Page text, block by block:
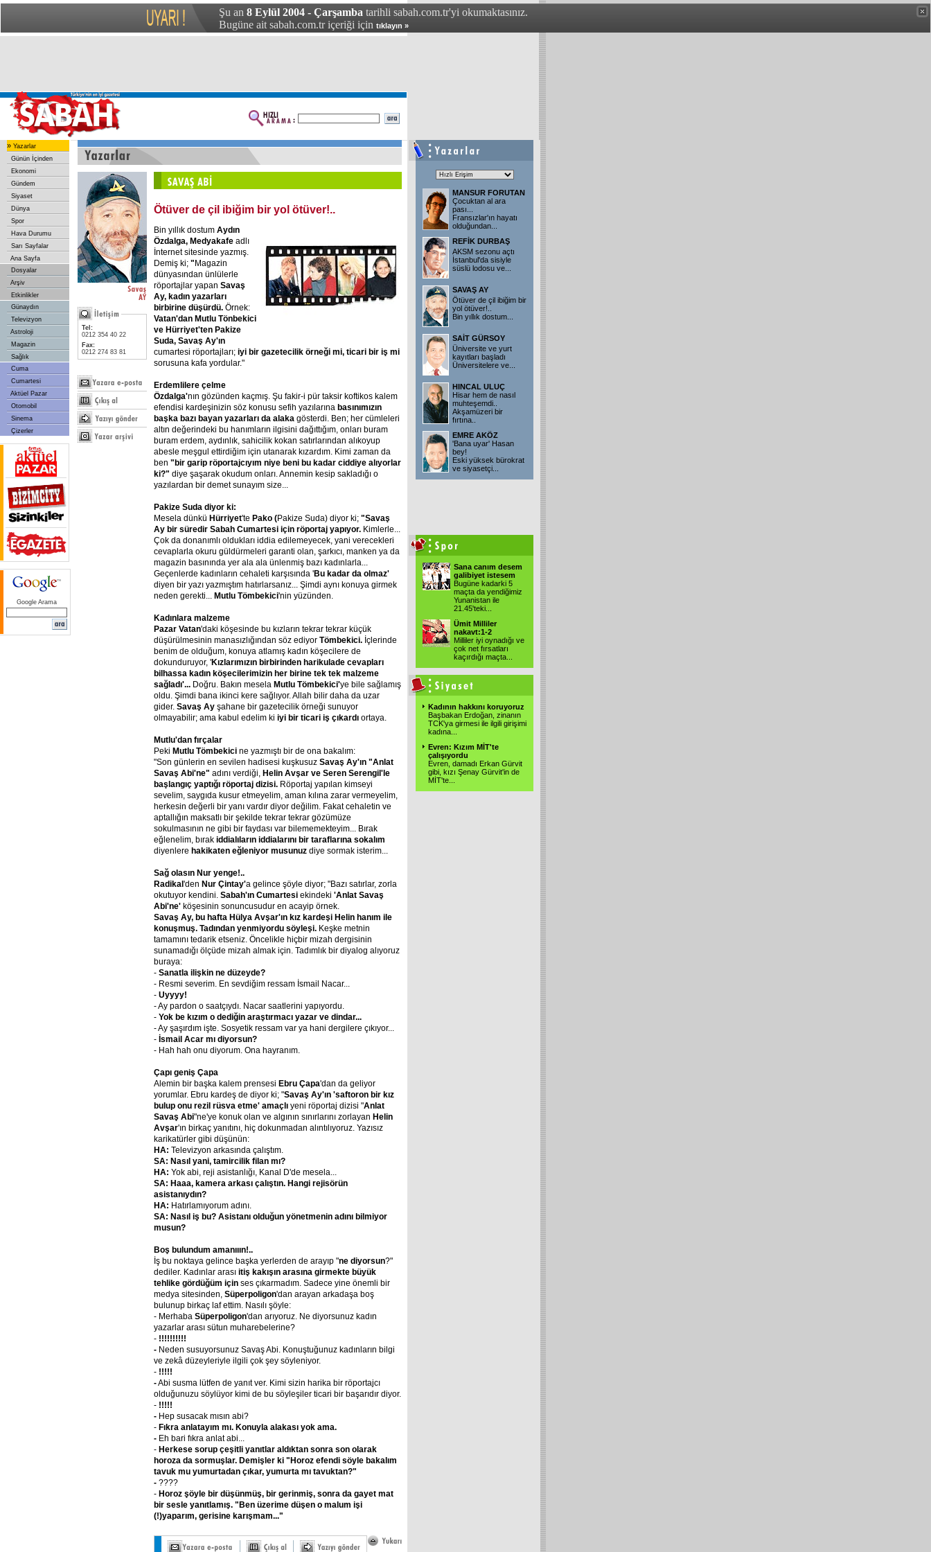
Şu an 8 Eylül 2004 - Çarşamba tarihli sabah.com.tr'yi okumaktasınız.
Bugüne ait sabah.com.tr içeriği için tıklayın »
» Yazarlar
Günün İçinden
Ekonomi
Gündem
Siyaset
Dünya
Spor
Hava Durumu
Sarı Sayfalar
Ana Sayfa
Dosyalar
Arşiv
Etkinlikler
Günaydın
Televizyon
Astroloji
Magazin
Sağlık
Cuma
Cumartesi
Aktüel Pazar
Otomobil
Sinema
Çizerler
Google Arama
Tel:
0212 354 40 22
Fax:
0212 274 83 81
Ötüver de çil ibiğim bir yol ötüver!..
Bin yıllık dostum Aydın
Özdalga, Medyakafe adlı
İnternet sitesinde yazmış.
Demiş ki; "Magazin
dünyasından ünlülerle
röportajlar yapan Savaş
Ay, kadın yazarları
birbirine düşürdü. Örnek:
Vatan'dan Mutlu Tönbekici
ve Hürriyet'ten Pakize
Suda, Savaş Ay'ın
cumartesi röportajları; iyi bir gazetecilik örneği mi, ticari bir iş mi
sorusuna kafa yordular."
Erdemlilere çelme
Özdalga'nın gözünden kaçmış. Şu fakir-i pür taksir koftikos kalem
efendisi kardeşinizin söz konusu sefih yazılarına basınımızın
başka bazı bayan yazarları da alaka gösterdi. Ben; her cümleleri
altın değerindeki bu hanımların ilgisini dağıttığım, onları buram
buram erdem, aydınlık, sahicilik kokan satırlarından alıkoyup
abesle meşgul ettirdiğim için utanarak kızardım. Kimi zaman da
ben "bir garip röportajcıyım niye beni bu kadar ciddiye alıyorlar
ki?" diye şaşarak okudum onları. Annemin kesip sakladığı o
yazılardan bir demet sunayım size...
Pakize Suda diyor ki:
Mesela dünkü Hürriyet'te Pako (Pakize Suda) diyor ki; "Savaş
Ay bir süredir Sabah Cumartesi için röportaj yapıyor. Kimlerle...
Çok da donanımlı oldukları iddia edilemeyecek, yani verecekleri
cevaplarla okuru güldürmeleri garanti olan, şarkıcı, manken ya da
magazin basınında yer ala ala ünlenmiş bazı kadınlarla...
Geçenlerde kadınların cehaleti karşısında 'Bu kadar da olmaz'
diyen bir yazı yazmıştım hatırlarsanız... Şimdi aynı konuya girmek
neden gerekti... Mutlu Tömbekici'nin yüzünden.
Kadınlara malzeme
Pazar Vatan'daki köşesinde bu kızların tekrar tekrar küçük
düşürülmesinin manasızlığından söz ediyor Tömbekici. İçlerinde
benim de olduğum, konuya atlamış kadın köşecilere de
dokunduruyor, 'Kızlarımızın birbirinden harikulade cevapları
bilhassa kadın köşecilerimizin her birine tek tek malzeme
sağladı'... Doğru. Bakın mesela Mutlu Tömbekici'ye bile sağlamış
oldu. Şimdi bana ikinci kere sağlıyor. Allah bilir daha da uzar
gider. Savaş Ay şahane bir gazetecilik örneği sunuyor
olmayabilir; ama kabul edelim ki iyi bir ticari iş çıkardı ortaya.
Mutlu'dan fırçalar
Peki Mutlu Tömbekici ne yazmıştı bir de ona bakalım:
"Son günlerin en sevilen hadisesi kuşkusuz Savaş Ay'ın "Anlat
Savaş Abi'ne" adını verdiği, Helin Avşar ve Seren Serengil'le
başlangıç yaptığı röportaj dizisi. Röportaj yapılan kimseyi
sevelim, saygıda kusur etmeyelim, aman kılına zarar vermeyelim,
herkesin değerli bir yanı vardır diyor değilim. Fakat cehaletin ve
aptallığın maksatlı bir şekilde tekrar tekrar gözümüze
sokulmasının ne gibi bir faydası var bilememekteyim... Bırak
eğlenelim, bırak iddialıların iddialarını bir taraflarına sokalım
diyenlere hakikaten eğleniyor musunuz diye sormak isterim...
Sağ olasın Nur yenge!..
Radikal'den Nur Çintay'a gelince şöyle diyor; "Bazı satırlar, zorla
okutuyor kendini. Sabah'ın Cumartesi ekindeki 'Anlat Savaş
Abi'ne' köşesinin sonuncusudur en acayip örnek.
Savaş Ay, bu hafta Hülya Avşar'ın kız kardeşi Helin hanım ile
konuşmuş. Tadından yenmiyordu söyleşi. Keşke metnin
tamamını tedarik etseniz. Öncelikle hiçbir mizah dergisinin
sunamadığı ölçüde mizah almak için. Tadımlık bir diyalog alıyoruz
buraya:
- Sanatla ilişkin ne düzeyde?
- Resmi severim. En sevdiğim ressam İsmail Nacar...
- Uyyyy!
- Ay pardon o saatçıydı. Nacar saatlerini yapıyordu.
- Yok be kızım o dediğin araştırmacı yazar ve dindar...
- Ay şaşırdım işte. Sosyetik ressam var ya hani dergilere çıkıyor...
- İsmail Acar mı diyorsun?
- Hah hah onu diyorum. Ona hayranım.
Çapı geniş Çapa
Alemin bir başka kalem prensesi Ebru Çapa'dan da geliyor
yorumlar. Ebru kardeş de diyor ki; "Savaş Ay'ın 'saftoron bir kız
bulup onu rezil rüsva etme' amaçlı yeni röportaj dizisi "Anlat
Savaş Abi"ne'ye konuk olan ve algının sınırlarını zorlayan Helin
Avşar'ın birkaç yanıtını, hiç dokunmadan alıntılıyoruz. Yazısız
karikatürler gibi düşünün:
HA: Televizyon arkasında çalıştım.
SA: Nasıl yani, tamircilik filan mı?
HA: Yok abi, reji asistanlığı, Kanal D'de mesela...
SA: Haaa, kamera arkası çalıştın. Hangi rejisörün
asistanıydın?
HA: Hatırlamıyorum adını.
SA: Nasıl iş bu? Asistanı olduğun yönetmenin adını bilmiyor
musun?
Boş bulundum amanııın!..
İş bu noktaya gelince başka yerlerden de arayıp "ne diyorsun?"
dediler. Kadınlar arası itiş kakışın arasına girmekte büyük
tehlike gördüğüm için ses çıkarmadım. Sadece yine önemli bir
medya sitesinden, Süperpoligon'dan arayan arkadaşa boş
bulunup birkaç laf ettim. Nasılı şöyle:
- Merhaba Süperpoligon'dan arıyoruz. Ne diyorsunuz kadın
yazarlar arası sütun muharebelerine?
- !!!!!!!!!!
- Neden susuyorsunuz Savaş Abi. Konuştuğunuz kadınların bilgi
ve zekâ düzeyleriyle ilgili çok şey söyleniyor.
- !!!!!
-Abi susma lütfen de yanıt ver. Kimi sizin harika bir röportajcı
olduğunuzu söylüyor kimi de bu söyleşiler ticari bir başarıdır diyor.
- !!!!!
- Hep susacak mısın abi?
- Fıkra anlatayım mı. Konuyla alakası yok ama.
- Eh bari fıkra anlat abi...
- Herkese sorup çeşitli yanıtlar aldıktan sonra son olarak
horoza da sormuşlar. Demişler ki "Horoz efendi söyle bakalım
tavuk mu yumurtadan çıkar, yumurta mı tavuktan?"
- ????
- Horoz şöyle bir düşünmüş, bir gerinmiş, sonra da gayet mat
bir sesle yanıtlamış. "Ben üzerime düşen o malum işi
(!)yaparım, gerisine karışmam..."
MANSUR FORUTAN
Çocuktan al ara
pası...
Fransızlar'ın hayatı
olduğundan
REFİK DURBAŞ
AKSM sezonu açtı
İstanbul'da sisiyle
süslü lodosu ve
SAVAŞ AY
Ötüver de çil ibiğim bir
yol ötüver!..
Bin yıllık dostum
SAİT GÜRSOY
Üniversite ve yurt
kayıtları başladı
Üniversitelere ve
HINCAL ULUÇ
Hisar hem de nasıl
muhteşemdi..
Akşamüzeri bir
fırtına..
EMRE AKÖZ
'Bana uyar' Hasan
bey!
Eski yüksek bürokrat
ve siyasetçi
Sana canım desem
galibiyet istesem
Bugüne kadarki 5
maçta da yendiğimiz
Yunanistan ile
21.45'teki
Ümit Milliler
nakavt:1-2
Milliler iyi oynadığı ve
çok net fırsatları
kaçırdığı maçta
Kadının hakkını koruyoruz
Başbakan Erdoğan, zinanın
TCK'ya girmesi ile ilgili girişimi
kadına
Evren: Kızım MİT'te
çalışıyordu
Evren, damadı Erkan Gürvit
gibi, kızı Şenay Gürvit'in de
MİT'te